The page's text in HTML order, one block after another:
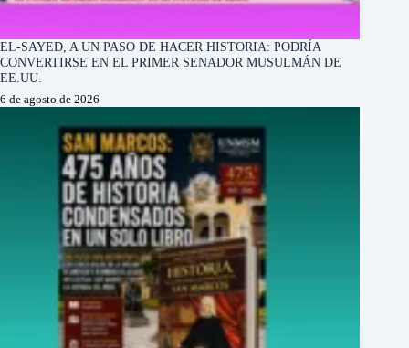
EL-SAYED, A UN PASO DE HACER HISTORIA: PODRÍA
CONVERTIRSE EN EL PRIMER SENADOR MUSULMÁN DE
EE.UU.
6 de agosto de 2026